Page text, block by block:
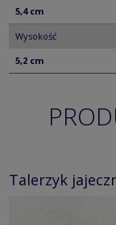
5,4 cm
Wysokość
5,2 cm
Talerzyk